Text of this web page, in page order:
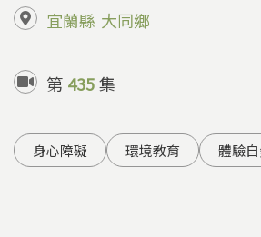
宜蘭縣 大同鄉
第 435集
身心障礙 環境教育 體驗